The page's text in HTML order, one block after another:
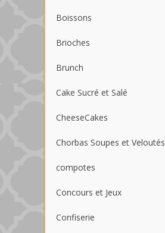
Boissons
Brioches
Brunch
Cake Sucré et Salé
CheeseCakes
Chorbas Soupes et Veloutés
compotes
Concours et Jeux
Confiserie